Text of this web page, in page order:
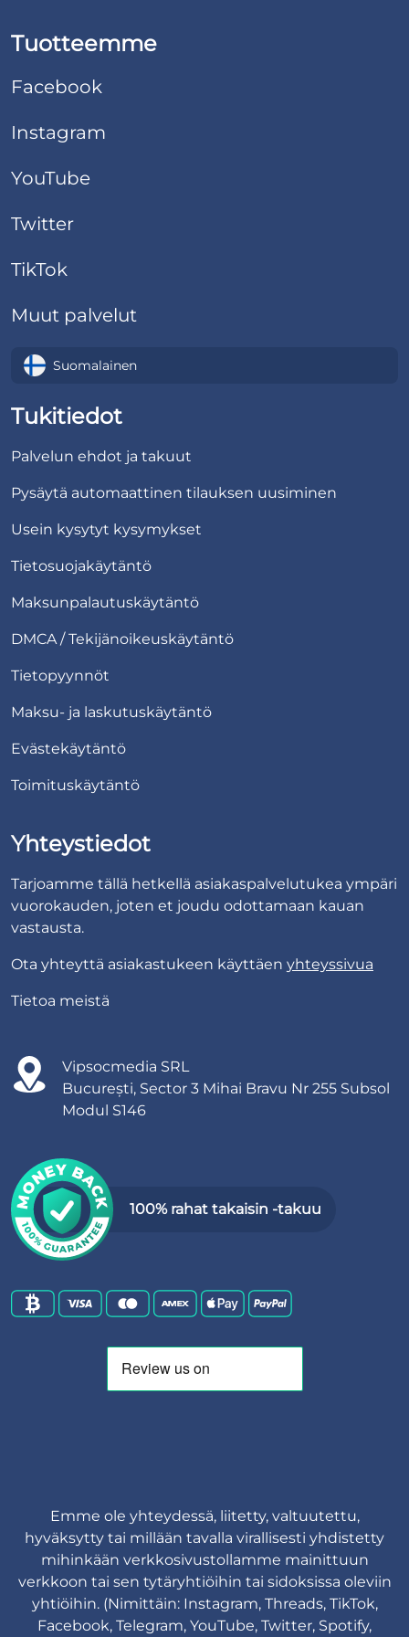
Tuotteemme
Facebook
Instagram
YouTube
Twitter
TikTok
Muut palvelut
Suomalainen
Tukitiedot
Palvelun ehdot ja takuut
Pysäytä automaattinen tilauksen uusiminen
Usein kysytyt kysymykset
Tietosuojakäytäntö
Maksunpalautuskäytäntö
DMCA / Tekijänoikeuskäytäntö
Tietopyynnöt
Maksu- ja laskutuskäytäntö
Evästekäytäntö
Toimituskäytäntö
Yhteystiedot
Tarjoamme tällä hetkellä asiakaspalvelutukea ympäri
vuorokauden, joten et joudu odottamaan kauan
vastausta.
Ota yhteyttä asiakastukeen käyttäen yhteyssivua
Tietoa meistä
Vipsocmedia SRL
București, Sector 3 Mihai Bravu Nr 255 Subsol
Modul S146
100% rahat takaisin -takuu
Emme ole yhteydessä, liitetty, valtuutettu,
hyväksytty tai millään tavalla virallisesti yhdistetty
mihinkään verkkosivustollamme mainittuun
verkkoon tai sen tytäryhtiöihin tai sidoksissa oleviin
yhtiöihin. (Nimittäin: Instagram, Threads, TikTok,
Facebook, Telegram, YouTube, Twitter, Spotify,